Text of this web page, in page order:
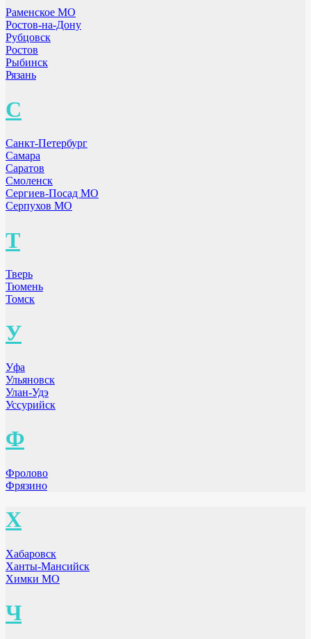
Раменское МО
Ростов-на-Дону
Рубцовск
Ростов
Рыбинск
Рязань
С
Санкт-Петербург
Самара
Саратов
Смоленск
Сергиев-Посад МО
Серпухов МО
Т
Тверь
Тюмень
Томск
У
Уфа
Ульяновск
Улан-Удэ
Уссурийск
Ф
Фролово
Фрязино
Х
Хабаровск
Ханты-Мансийск
Химки МО
Ч